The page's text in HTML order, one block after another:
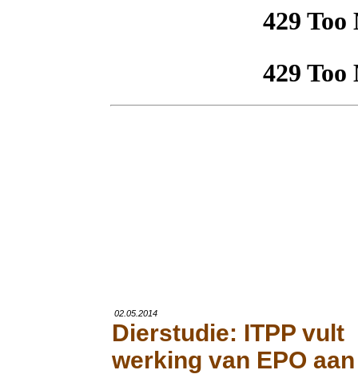
02.05.2014
Dierstudie: ITPP vult
werking van EPO aan